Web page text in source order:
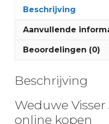
Beschrijving
Aanvullende
Beoordelingen (0)
Beschrijving
Weduwe
online kopen